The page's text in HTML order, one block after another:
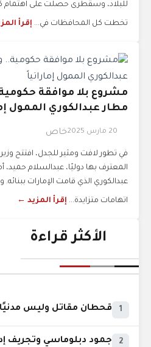
للبلاد، وسقطرى حصلت على اهتمام
تخطت كل المحافظات في... إقرأ
مشروع بلا موافقة
مطار عبدالكوري الممول
20 مارس 2025 خاص
في تطور لافت ومثير للجدل، افتتح
المعترف بها دوليًا، عبدالسلام حميد،
عبدالكوري الذي قامت الإمارات
اتهامات متزايدة... إقرأ المزيد ←
الأكثر قراءة
1 قحطان مقاتل وليس مدنيًا
2
جمود دبلوماسي وتجريف